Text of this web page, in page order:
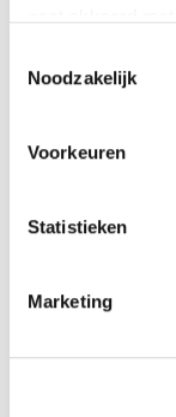
Noodzakelijk
Voorkeuren
Statistieken
Marketing
Wilt u op de